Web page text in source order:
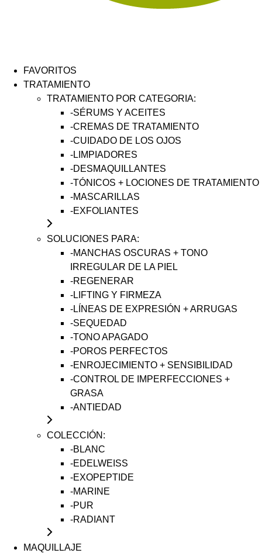
FAVORITOS
TRATAMIENTO
TRATAMIENTO POR CATEGORIA:
-SÉRUMS Y ACEITES
-CREMAS DE TRATAMIENTO
-CUIDADO DE LOS OJOS
-LIMPIADORES
-DESMAQUILLANTES
-TÓNICOS + LOCIONES DE TRATAMIENTO
-MASCARILLAS
-EXFOLIANTES
SOLUCIONES PARA:
-MANCHAS OSCURAS + TONO
IRREGULAR DE LA PIEL
-REGENERAR
-LIFTING Y FIRMEZA
-LÍNEAS DE EXPRESIÓN + ARRUGAS
-SEQUEDAD
-TONO APAGADO
-POROS PERFECTOS
-ENROJECIMIENTO + SENSIBILIDAD
-CONTROL DE IMPERFECCIONES +
GRASA
-ANTIEDAD
COLECCIÓN:
-BLANC
-EDELWEISS
-EXOPEPTIDE
-MARINE
-PUR
-RADIANT
MAQUILLAJE